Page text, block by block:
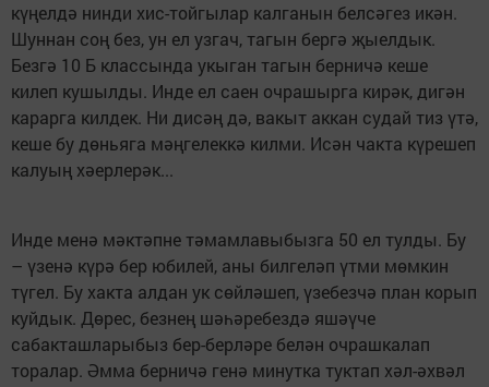
күңелдә нинди хис-тойгылар калганын белсәгез икән.
Шуннан соң без, ун ел узгач, тагын бергә җыелдык.
Безгә 10 Б классында укыган тагын берничә кеше
килеп кушылды. Инде ел саен очрашырга кирәк, дигән
карарга килдек. Ни дисәң дә, вакыт аккан судай тиз үтә,
кеше бу дөньяга мәңгелеккә килми. Исән чакта күрешеп
калуың хәерлерәк...
Инде менә мәктәпне тәмамлавыбызга 50 ел тулды. Бу
– үзенә күрә бер юбилей, аны билгеләп үтми мөмкин
түгел. Бу хакта алдан ук сөйләшеп, үзебезчә план корып
куйдык. Дөрес, безнең шәһәребездә яшәүче
сабакташларыбыз бер-берләре белән очрашкалап
торалар. Әмма берничә генә минутка туктап хәл-әхвәл